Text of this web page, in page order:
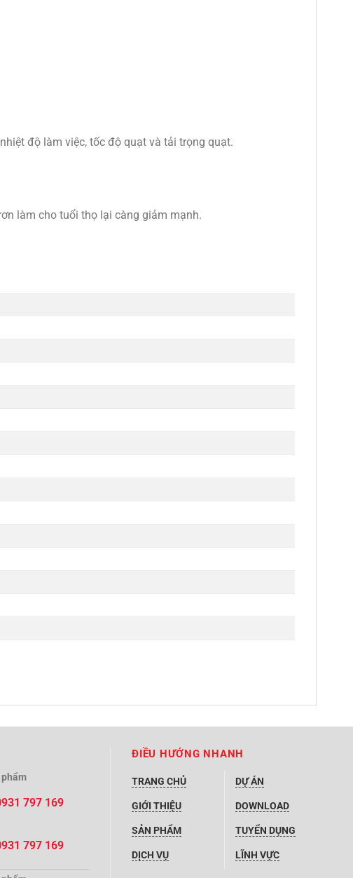
độ làm việc, tốc độ quạt và tải trọng quạt.
làm cho tuổi thọ lại càng giảm mạnh.
797 169
797 169
ĐIỀU HƯỚNG NHANH
TRANG CHỦ
GIỚI THIỆU
SẢN PHẨM
DỊCH VỤ
DỰ ÁN
DOWNLOAD
TUYỂN DỤNG
LĨNH VỰC